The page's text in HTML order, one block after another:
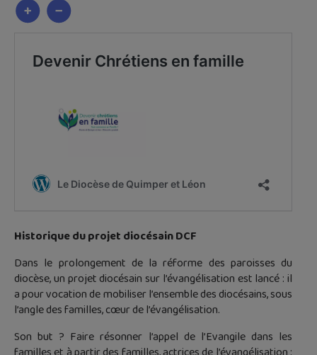
Historique du projet diocésain DCF
Dans le prolongement de la réforme des paroisses du
diocèse, un projet diocésain sur l’évangélisation est lancé : il
a pour vocation de mobiliser l’ensemble des diocésains, sous
l’angle des familles, cœur de l’évangélisation.
Son but ? Faire résonner l’appel de l’Evangile dans les